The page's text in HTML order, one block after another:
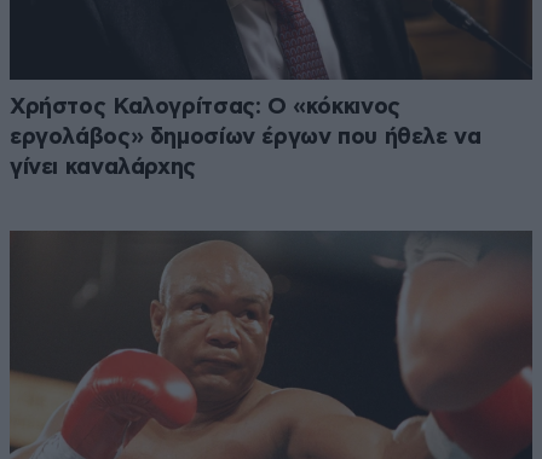
Χρήστος Καλογρίτσας: Ο «κόκκινος
εργολάβος» δημοσίων έργων που ήθελε να
γίνει καναλάρχης